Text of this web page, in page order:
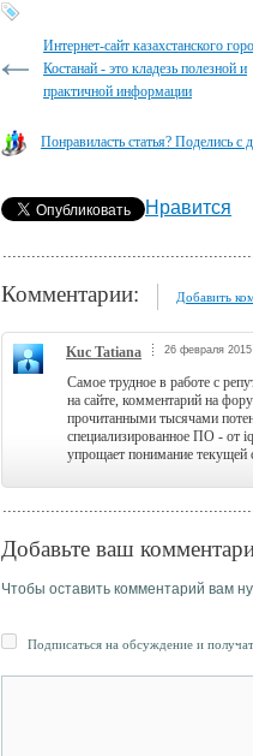
Интернет-сайт казахстанского
Костанай - это кладезь полезной и
практичной информации
Понравиласть статья? Поделись с
Нравится
Комментарии: Добавить
Kuc Tatiana 26 февраля
Самое трудное в работе с
на сайте, комментарий на
прочитанными тысячами
специализированное ПО - от
упрощает понимание текущей
Добавьте ваш
Чтобы оставить комментарий вам
Подписаться на обсуждение и